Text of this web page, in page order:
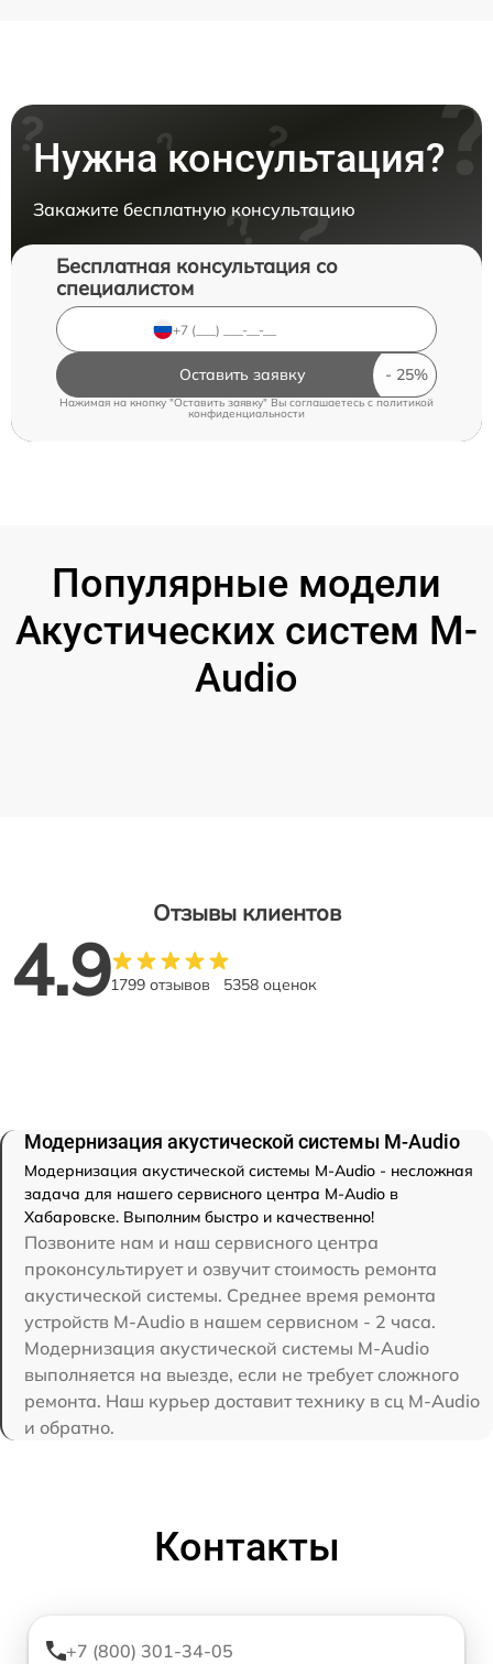
Нужна консультация?
Закажите бесплатную консультацию
Бесплатная консультация со
специалистом
Оставить заявку
Нажимая на кнопку "Оставить заявку" Вы соглашаетесь c политикой
конфиденциальности
Популярные модели
Акустических систем M-
Audio
Отзывы клиентов
4.91799 отзывов 5358 оценок
Модернизация акустической системы M-Audio
Модернизация акустической системы M-Audio - несложная
задача для нашего сервисного центра M-Audio в
Хабаровске. Выполним быстро и качественно!
Позвоните нам и наш сервисного центра
проконсультирует и озвучит стоимость ремонта
акустической системы. Среднее время ремонта
устройств M-Audio в нашем сервисном - 2 часа.
Модернизация акустической системы M-Audio
выполняется на выезде, если не требует сложного
ремонта. Наш курьер доставит технику в сц M-Audio
и обратно.
Контакты
+7 (800) 301-34-05